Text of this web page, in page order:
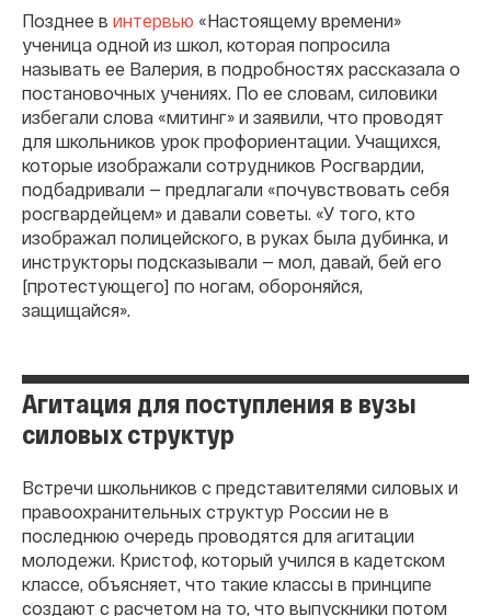
Позднее в интервью «Настоящему времени»
ученица одной из школ, которая попросила
называть ее Валерия, в подробностях рассказала о
постановочных учениях. По ее словам, силовики
избегали слова «митинг» и заявили, что проводят
для школьников урок профориентации. Учащихся,
которые изображали сотрудников Росгвардии,
подбадривали — предлагали «почувствовать себя
росгвардейцем» и давали советы. «У того, кто
изображал полицейского, в руках была дубинка, и
инструкторы подсказывали — мол, давай, бей его
[протестующего] по ногам, обороняйся,
защищайся».
Агитация для поступления в вузы
силовых структур
Встречи школьников с представителями силовых и
правоохранительных структур России не в
последнюю очередь проводятся для агитации
молодежи. Кристоф, который учился в кадетском
классе, объясняет, что такие классы в принципе
создают с расчетом на то, что выпускники потом